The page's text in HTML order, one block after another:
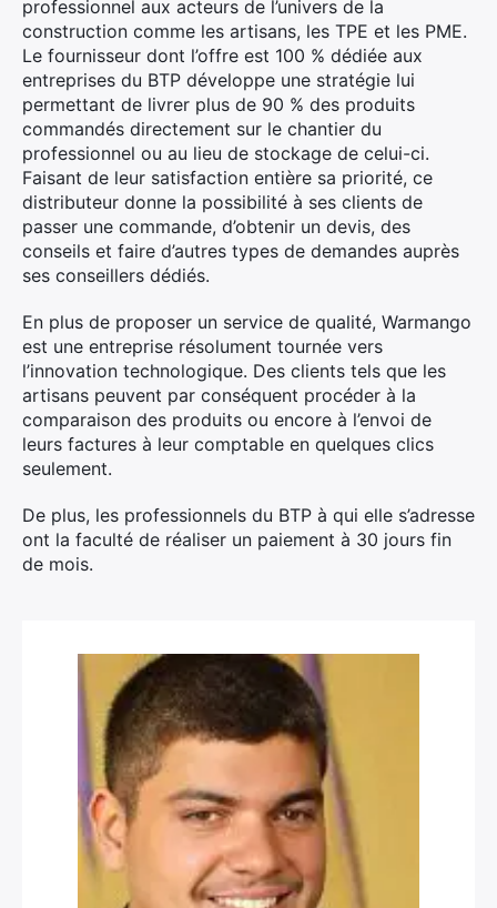
professionnel aux acteurs de l’univers de la
construction comme les artisans, les TPE et les PME.
Le fournisseur dont l’offre est 100 % dédiée aux
entreprises du BTP développe une stratégie lui
permettant de livrer plus de 90 % des produits
commandés directement sur le chantier du
professionnel ou au lieu de stockage de celui-ci.
Faisant de leur satisfaction entière sa priorité, ce
distributeur donne la possibilité à ses clients de
passer une commande, d’obtenir un devis, des
conseils et faire d’autres types de demandes auprès
ses conseillers dédiés.
En plus de proposer un service de qualité, Warmango
est une entreprise résolument tournée vers
l’innovation technologique. Des clients tels que les
artisans peuvent par conséquent procéder à la
comparaison des produits ou encore à l’envoi de
leurs factures à leur comptable en quelques clics
seulement.
De plus, les professionnels du BTP à qui elle s’adresse
ont la faculté de réaliser un paiement à 30 jours fin
de mois.
Rechercher
: